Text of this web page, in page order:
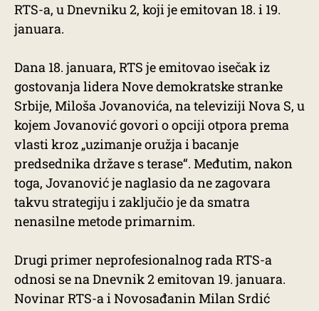
RTS-a, u Dnevniku 2, koji je emitovan 18. i 19.
januara.
Dana 18. januara, RTS je emitovao isečak iz
gostovanja lidera Nove demokratske stranke
Srbije, Miloša Jovanovića, na televiziji Nova S, u
kojem Jovanović govori o opciji otpora prema
vlasti kroz „uzimanje oružja i bacanje
predsednika države s terase“. Međutim, nakon
toga, Jovanović je naglasio da ne zagovara
takvu strategiju i zaključio je da smatra
nenasilne metode primarnim.
Drugi primer neprofesionalnog rada RTS-a
odnosi se na Dnevnik 2 emitovan 19. januara.
Novinar RTS-a i Novosađanin Milan Srdić